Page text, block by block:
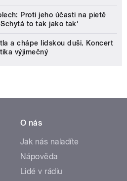
Proti jeho účasti na pietě
to tak jako tak'
a chápe lidskou duši. Koncert
výjimečný
O nás
Jak nás naladíte
Nápověda
Lidé v rádiu